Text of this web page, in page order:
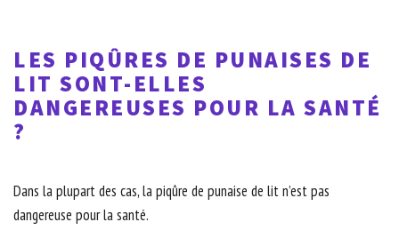
LES PIQÛRES DE PUNAISES DE
LIT SONT-ELLES
DANGEREUSES POUR LA SANTÉ
?
Dans la plupart des cas, la piqûre de punaise de lit n’est pas
dangereuse pour la santé.